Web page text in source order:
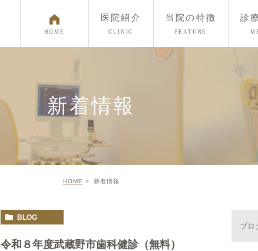
HOME
医院紹介
CLINIC
当院の特徴
FEATURE
診
歯周病・予防
審美治療・
新着情報
HOME 新着情報
BLOG
令和８年度武蔵野市歯科健診（無料）